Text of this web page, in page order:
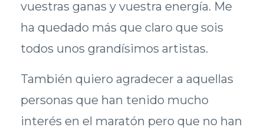
vuestras ganas y vuestra energía. Me
ha quedado más que claro que sois
todos unos grandísimos artistas.
También quiero agradecer a aquellas
personas que han tenido mucho
interés en el maratón pero que no han